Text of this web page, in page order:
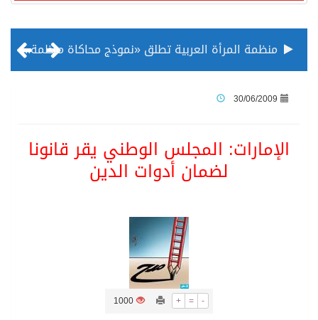
منظمة المرأة العربية تطلق «نموذج محاكاة منظمة المرأة العربية للشباب» بمشاركة 10 دول عربية..غدًا
ثلة من الضابطات في الجييش الكويتي
30/06/2009
الإمارات: المجلس الوطني يقر قانونا
لضمان أدوات الدين
+ = -
1000